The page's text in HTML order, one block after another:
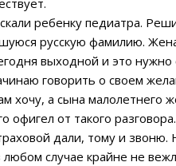
ребенку педиатра.
русскую фамилию.
выходной и это
говорить о своем
а сына малолетнего
офигел от такого
дали, тому и звоню.
случае крайне не